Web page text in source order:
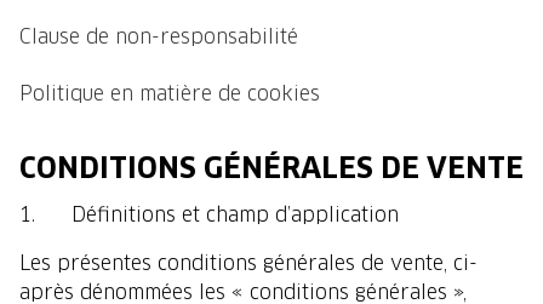
Clause de non-responsabilité
Politique en matière de cookies
CONDITIONS GÉNÉRALES DE VENTE
1. Définitions et champ d’application
Les présentes conditions générales de vente, ci-
après dénommées les « conditions générales »,